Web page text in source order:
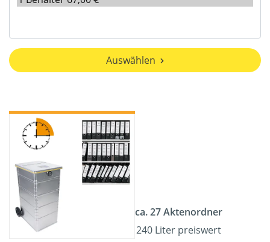
Auswählen
ca. 27 Aktenordner
240 Liter preiswert